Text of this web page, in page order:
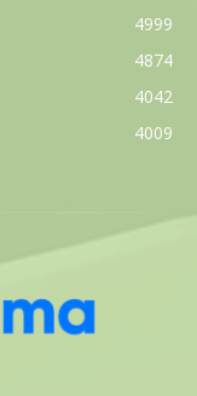
4999
4874
4042
4009